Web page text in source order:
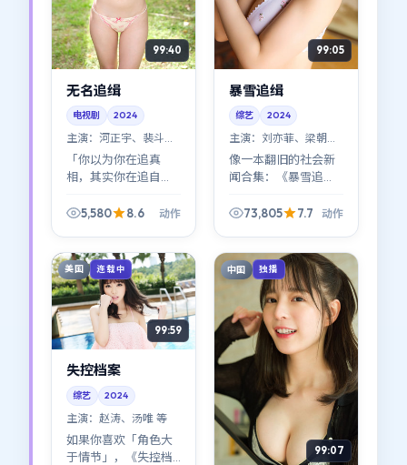
99:40
无名追缉
电视剧 2024
主演： 河正宇、裴斗娜
等「你以为你在追真
相，其实你在追自
的动作设定服务于这
忍。
5,580 8.6 动作
99:05
暴雪追缉
综艺 2024
主演： 刘亦菲、梁朝伟
等
像一本翻旧的社会新
闻合集：《暴雪追
诞感压缩进虚构情节
心一笑（或苦笑）。
73,805 7.7 动作
美国 连载中
99:59
失控档案
综艺 2024
主演： 赵涛、汤唯 等
如果你喜欢「角色大
于情节」，《失控档
中国 独播
99:07